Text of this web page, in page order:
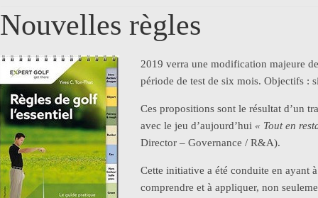
Nouvelles règles
2019 verra une modification majeure
période de test de six mois. Objectifs :
Ces propositions sont le résultat d’un
avec le jeu d’aujourd’hui « Tout en
Director – Governance / R&A).
Cette initiative a été conduite en ayant
comprendre et à appliquer, non